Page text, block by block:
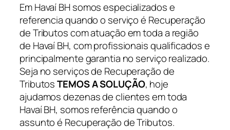
Em Havaí BH somos especializados e
referencia quando o serviço é Recuperação
de Tributos com atuação em toda a região
de Havaí BH, com profissionais qualificados e
principalmente garantia no serviço realizado.
Seja no serviços de Recuperação de
TributosTEMOS A SOLUÇÃO, hoje
ajudamos dezenas de clientes em toda
Havaí BH, somos referência quando o
assunto é Recuperação de Tributos.